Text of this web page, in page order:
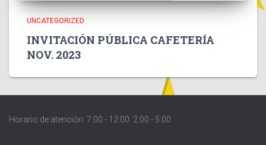
UNCATEGORIZED
INVITACIÓN PÚBLICA CAFETERÍA
NOV. 2023
Horario de atención: 7:00 - 12:00 2:00 - 5:00